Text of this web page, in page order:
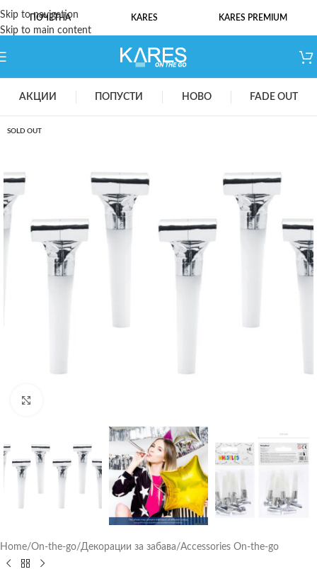
Skip to navigation
Skip to main content
ПОЧЕТНА KARES KARES PREMIUM
АКЦИИ ПОПУСТИ НОВО FADE OUT
SOLD OUT
Home/On-the-go/Декорации за забава/Accessories On-the-go